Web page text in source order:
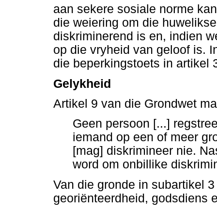
aan sekere sosiale norme
die weiering om die
diskriminerend is en, indien
op die vryheid van geloof is.
die beperkingstoets in artikel
Gelykheid
Artikel 9 van die Grondwet
Geen persoon [...]
iemand op een of meer
[mag] diskrimineer nie.
word om onbillike
Van die gronde in subartikel
georiënteerdheid, godsdiens